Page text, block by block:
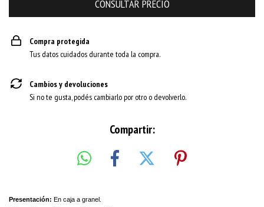
Compra protegida
Tus datos cuidados durante toda la compra.
Cambios y devoluciones
Si no te gusta, podés cambiarlo por otro o devolverlo.
Compartir:
Presentación: En caja a granel.